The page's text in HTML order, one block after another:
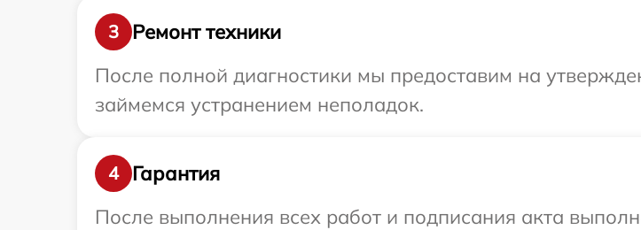
3
Ремонт техники
После полной диагностики мы предоставим на
займемся устранением неполадок.
4
Гарантия
После выполнения всех работ и подписания акта